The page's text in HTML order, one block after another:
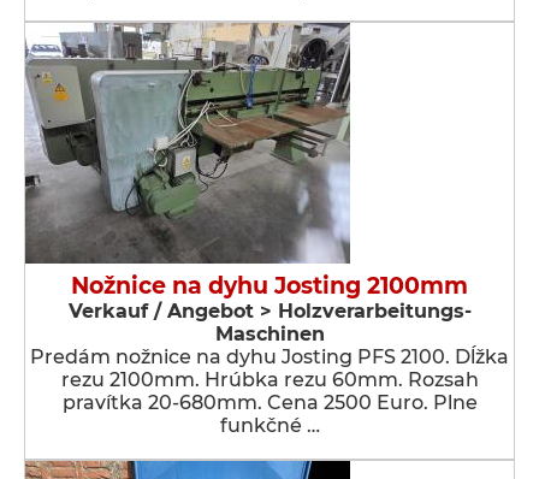
Nožnice na dyhu Josting 2100mm
Verkauf / Angebot > Holzverarbeitungs-
Maschinen
Predám nožnice na dyhu Josting PFS 2100. Dĺžka
rezu 2100mm. Hrúbka rezu 60mm. Rozsah
pravítka 20-680mm. Cena 2500 Euro. Plne
funkčné …